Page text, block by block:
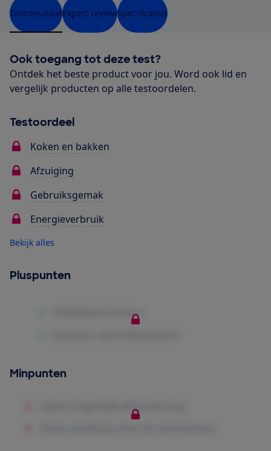
TestresultaatExpert reviewSpecificaties
Ook toegang tot deze test?
Ontdek het beste product voor jou. Word ook lid en
vergelijk producten op alle testoordelen.
Testoordeel
Koken en bakken
Afzuiging
Gebruiksgemak
Energieverbruik
Bekijk alles
Pluspunten
Minpunten